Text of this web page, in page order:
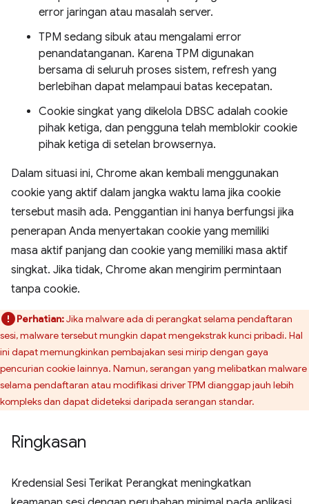
error jaringan atau masalah server.
TPM sedang sibuk atau mengalami error
penandatanganan. Karena TPM digunakan
bersama di seluruh proses sistem, refresh yang
berlebihan dapat melampaui batas kecepatan.
Cookie singkat yang dikelola DBSC adalah cookie
pihak ketiga, dan pengguna telah memblokir cookie
pihak ketiga di setelan browsernya.
Dalam situasi ini, Chrome akan kembali menggunakan
cookie yang aktif dalam jangka waktu lama jika cookie
tersebut masih ada. Penggantian ini hanya berfungsi jika
penerapan Anda menyertakan cookie yang memiliki
masa aktif panjang dan cookie yang memiliki masa aktif
singkat. Jika tidak, Chrome akan mengirim permintaan
tanpa cookie.
Perhatian:Jika malware ada di perangkat selama pendaftaran
sesi, malware tersebut mungkin dapat mengekstrak kunci pribadi. Hal
ini dapat memungkinkan pembajakan sesi mirip dengan gaya
pencurian cookie lainnya. Namun, serangan yang melibatkan malware
selama pendaftaran atau modifikasi driver TPM dianggap jauh lebih
kompleks dan dapat dideteksi daripada serangan standar.
Ringkasan
Kredensial Sesi Terikat Perangkat meningkatkan